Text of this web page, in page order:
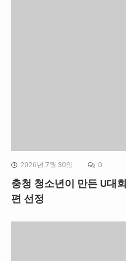
2026년 7월 30일 0
충청 청소년이 만든 U대
편 선정